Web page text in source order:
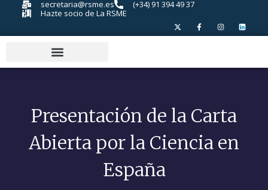
secretaria@rsme.es
(+34) 91 394 49 37
Hazte socio de La RSME
Presentación de la Carta
Abierta por la Ciencia en
España